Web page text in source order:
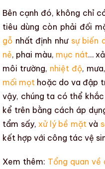
Bên cạnh đó, không chỉ
tiêu dùng còn phải đối
gỗ nhất định như sự biến
nẻ, phai màu, mục nát…
môi trường, nhiệt độ, mưa,
mối mọt hoặc do va đập
vậy, chúng ta có thể
kể trên bằng cách áp
tẩm sấy, xử lý bề mặtvà
kết hợp với công tác vệ
Xem thêm: Tổng quan về